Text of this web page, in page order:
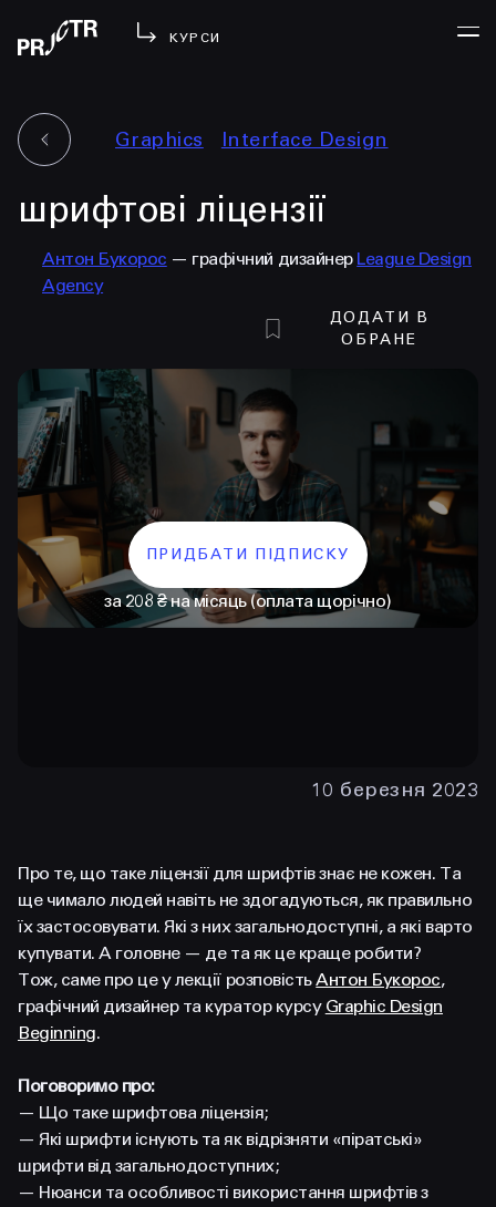
КУРСИ
МЕНЮ
у проджі
бібліотека
менторство
блог
вийти
УВІЙТИ
+38 099 236 68 38
hello@prjctr.com
INSTAGRAM TELEGRAM YOUTUBE
Graphics Interface Design
шрифтові ліцензії
Антон Букорос — графічний дизайнер League Design
Agency
ДОДАТИ В
ОБРАНЕ
ПРИДБАТИ ПІДПИСКУ
за 208 ₴ на місяць (оплата щорічно)
10 березня 2023
Про те, що таке ліцензії для шрифтів знає не кожен. Та
ще чимало людей навіть не здогадуються, як правильно
їх застосовувати. Які з них загальнодоступні, а які варто
купувати. А головне — де та як це краще робити?
Тож, саме про це у лекції розповістьАнтон Букорос,
графічний дизайнер та куратор курсу Graphic Design
Beginning.
Поговоримо про:
— Що таке шрифтова ліцензія;
— Які шрифти існують та як відрізняти «піратські»
шрифти від загальнодоступних;
— Нюанси та особливості використання шрифтів з